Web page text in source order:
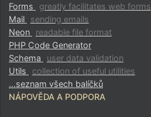
Forms
greatly facilitates web forms
Mail
sending emails
Neon
readable file format
PHP Code Generator
Schema
user data validation
Utils
collection of useful utilities
…seznam všech balíčků
NÁPOVĚDA A PODPORA